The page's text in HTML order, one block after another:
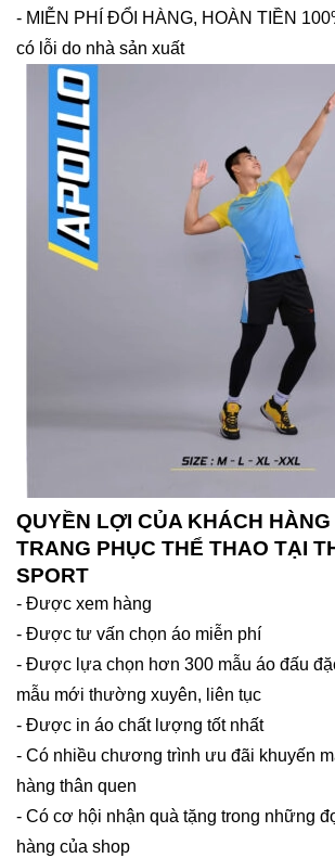
- MIỄN PHÍ ĐỔI HÀNG, HOÀN TIỀN
có lỗi do nhà sản xuất
QUYỀN LỢI CỦA KHÁCH
TRANG PHỤC THỂ THAO TẠI
SPORT
- Được xem hàng
- Được tư vấn chọn áo miễn phí
- Được lựa chọn hơn 300 mẫu áo đấu
mẫu mới thường xuyên, liên tục
- Được in áo chất lượng tốt nhất
- Có nhiều chương trình ưu đãi khuyến
hàng thân quen
- Có cơ hội nhận quà tặng trong những
hàng của shop